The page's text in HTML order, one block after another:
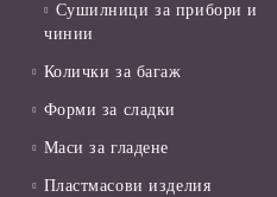
Сушилници за прибори и
чинии
Колички за багаж
Форми за сладки
Маси за гладене
Пластмасови изделия